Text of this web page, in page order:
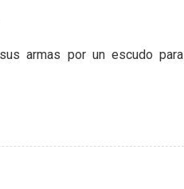
armas por un escudo para